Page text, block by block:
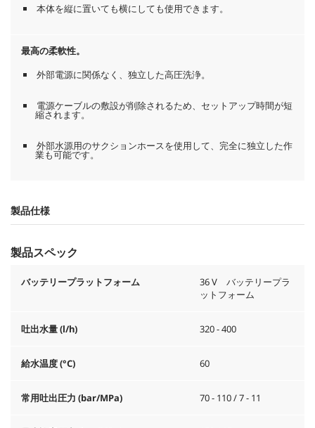
本体を縦に置いても横にしても使用できます。
最高の柔軟性。
外部電源に関係なく、独立した高圧洗浄。
電源ケーブルの敷設が削除されるため、セットアップ時間が短
縮されます。
外部水源用のサクションホースを使用して、完全に独立した作
業も可能です。
製品仕様
製品スペック
バッテリープラットフォーム
36 V バッテリープラ
ットフォーム
吐出水量 (l/h) 320 - 400
給水温度 (°C) 60
常用吐出圧力 (bar/MPa) 70 - 110 / 7 - 11